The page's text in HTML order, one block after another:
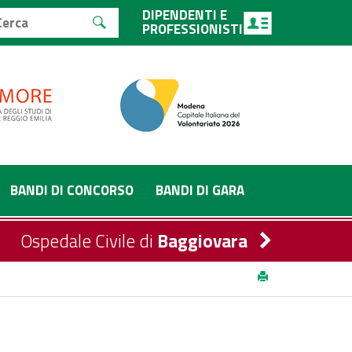
DIPENDENTI E
PROFESSIONISTI
BANDI DI CONCORSO BANDI DI GARA
Ospedale Civile di Baggiovara